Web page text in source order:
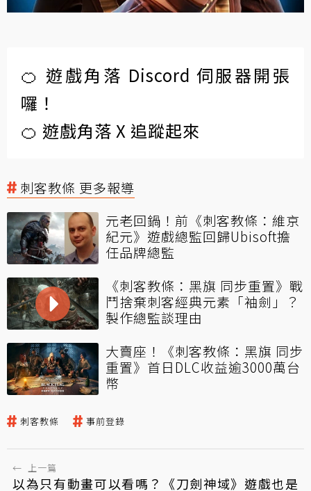
🍊 遊戲角落 Discord 伺服器開張
囉！
🍊 遊戲角落 X 追蹤起來
刺客教條 更多報導
元老回鍋！前《刺客教條：維京
紀元》遊戲總監回歸Ubisoft擔
任品牌總監
《刺客教條：黑旗 同步重置》戰
鬥捨棄刺客經典元素「袖劍」？
製作總監談理由
大賣座！《刺客教條：黑旗 同步
重置》首日DLC收益逾3000萬台
幣
刺客教條 事前登錄
← 上一篇
以為只有動畫可以看嗎？《刀劍神域》遊戲也是